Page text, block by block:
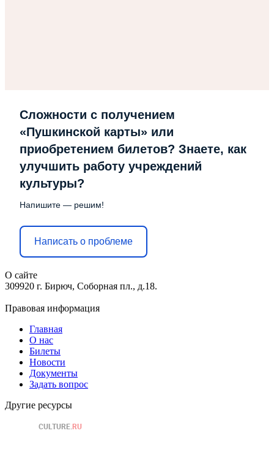
Сложности с получением
«Пушкинской карты» или
приобретением билетов? Знаете, как
улучшить работу учреждений
культуры?
Напишите — решим!
Написать о проблеме
О сайте
309920 г. Бирюч, Соборная пл., д.18.
Правовая информация
Главная
О нас
Билеты
Новости
Документы
Задать вопрос
Другие ресурсы